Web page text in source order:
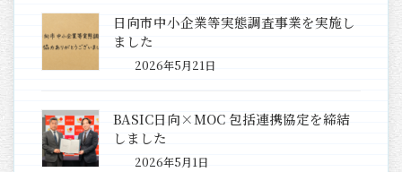
日向市中小企業等実態調査事業を実施し
ました
2026年5月21日
BASIC日向×MOC 包括連携協定を締結
しました
2026年5月1日